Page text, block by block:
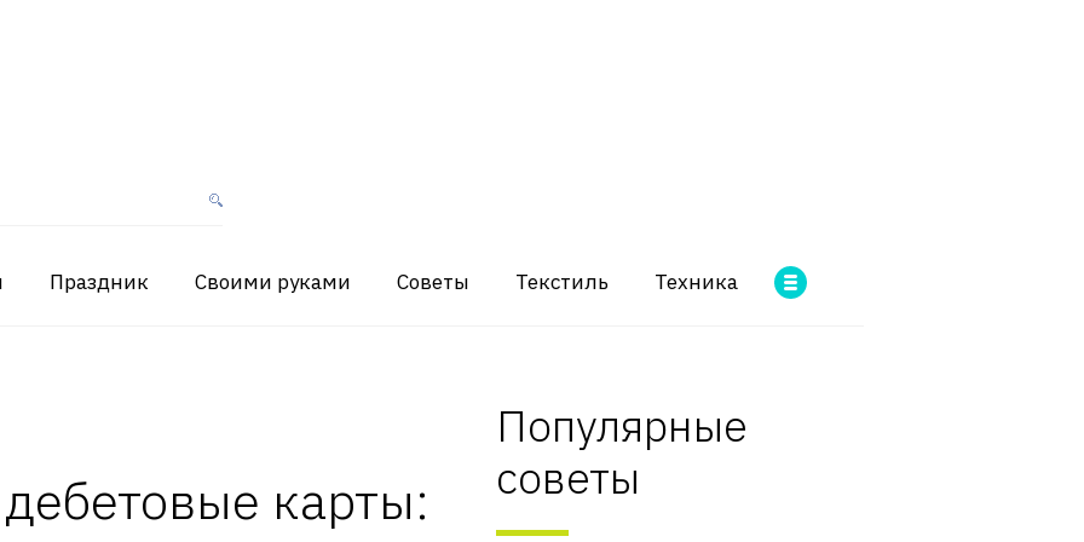
Праздник Своими руками Советы Текстиль Техника
карты:
Популярные
советы